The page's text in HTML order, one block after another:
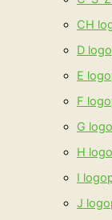
CH
D
E
F
G
H
I
J